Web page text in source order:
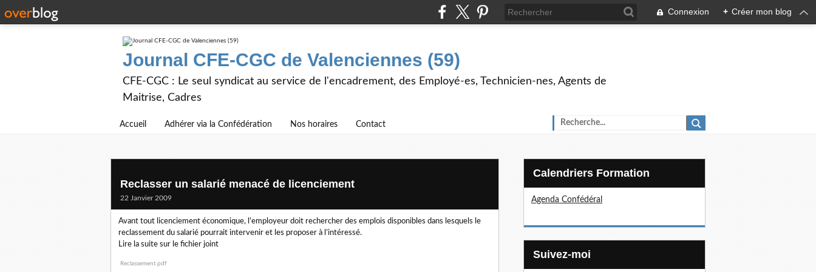
Connexion + Créer mon blog
Journal CFE-CGC de Valenciennes (59)
CFE-CGC : Le seul syndicat au service de l'encadrement, des Employé-es, Technicien-nes, Agents de
Maitrise, Cadres
Accueil Adhérer via la Confédération Nos horaires Contact
Reclasser un salarié menacé de licenciement
22 Janvier 2009
Avant tout licenciement économique, l’employeur doit rechercher des emplois disponibles dans lesquels le
reclassement du salarié pourrait intervenir et les proposer à l’intéressé.
Lire la suite sur le fichier joint
Reclassement.pdf
Calendriers Formation
Agenda Confédéral
Suivez-moi